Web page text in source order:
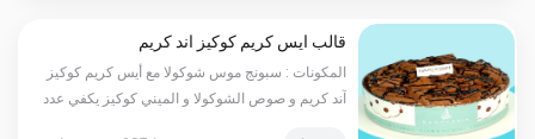
قالب ايس كريم كوكيز اند كريم
المكونات : سبونج موس شوكولا مع أيس كريم كوكيز
آند كريم و صوص الشوكولا و الميني كوكيز يكفي عدد